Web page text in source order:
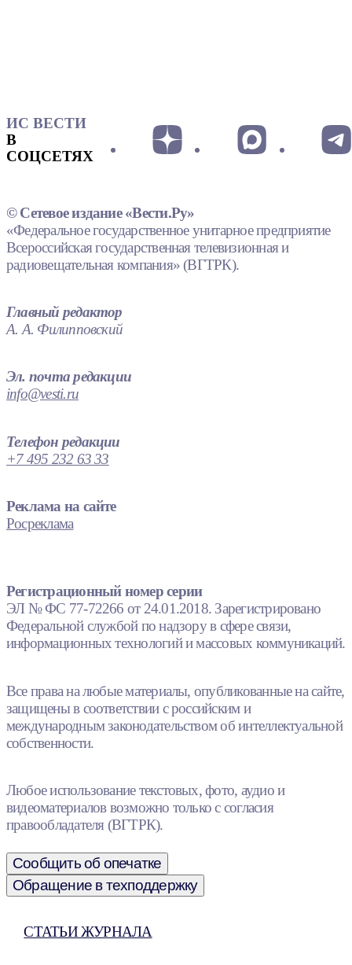
ИС ВЕСТИ
В
СОЦСЕТЯХ
© Сетевое издание «Вести.Ру»
«Федеральное государственное унитарное предприятие
Всероссийская государственная телевизионная и
радиовещательная компания» (ВГТРК).
Главный редактор
А. А. Филипповский
Эл. почта редакции
info@vesti.ru
Телефон редакции
+7 495 232 63 33
Реклама на сайте
Росреклама
Регистрационный номер серии
ЭЛ № ФС 77-72266 от 24.01.2018. Зарегистрировано
Федеральной службой по надзору в сфере связи,
информационных технологий и массовых коммуникаций.
Все права на любые материалы, опубликованные на сайте,
защищены в соответствии с российским и
международным законодательством об интеллектуальной
собственности.
Любое использование текстовых, фото, аудио и
видеоматериалов возможно только с согласия
правообладателя (ВГТРК).
Сообщить об опечатке
Обращение в техподдержку
СТАТЬИ ЖУРНАЛА